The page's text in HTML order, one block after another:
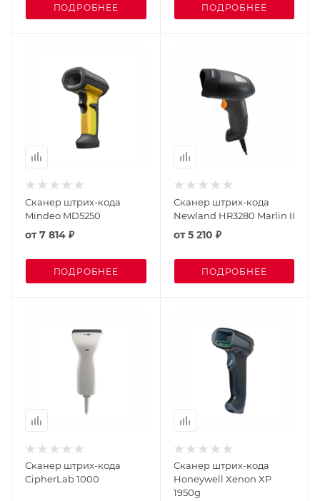
ПОДРОБНЕЕ ПОДРОБНЕЕ
Сканер штрих-кода
Mindeo MD5250
от7 814 ₽
ПОДРОБНЕЕ
Сканер штрих-кода
Newland HR3280 Marlin II
от5 210 ₽
ПОДРОБНЕЕ
Сканер штрих-кода
CipherLab 1000
Сканер штрих-кода
Honeywell Xenon XP
1950g